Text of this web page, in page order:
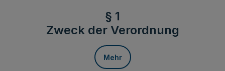
§ 1
Zweck der Verordnung
Mehr